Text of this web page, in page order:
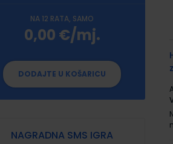
NA 12 RATA, SAMO
0,00 €/mj.
DODAJTE U KOŠARICU
NAGRADNA SMS IGRA